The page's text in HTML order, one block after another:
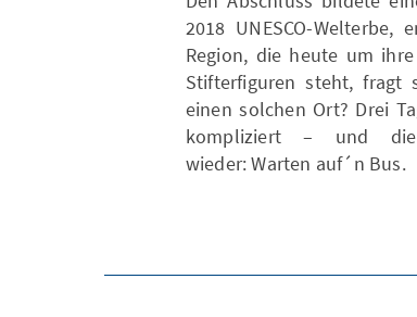
2018 UNESCO-
Region, die heute um
Stifterfiguren steht, fragt
einen solchen Ort? Drei
kompliziert – und
wieder: Warten auf´n Bus.